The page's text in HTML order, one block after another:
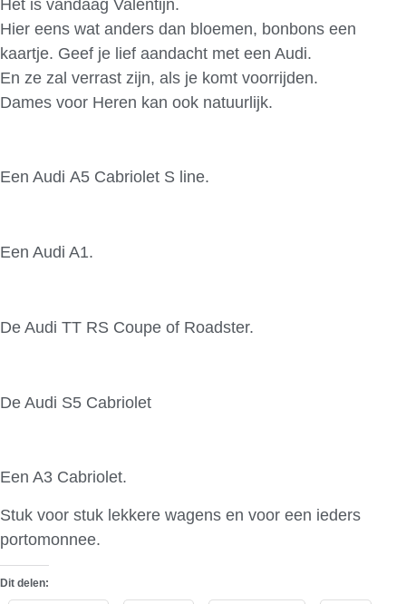
Het is vandaag Valentijn.
Hier eens wat anders dan bloemen, bonbons een
kaartje. Geef je lief aandacht met een Audi.
En ze zal verrast zijn, als je komt voorrijden.
Dames voor Heren kan ook natuurlijk.
Een Audi A5 Cabriolet S line.
Een Audi A1.
De Audi TT RS Coupe of Roadster.
De Audi S5 Cabriolet
Een A3 Cabriolet.
Stuk voor stuk lekkere wagens en voor een ieders
portomonnee.
Dit delen: